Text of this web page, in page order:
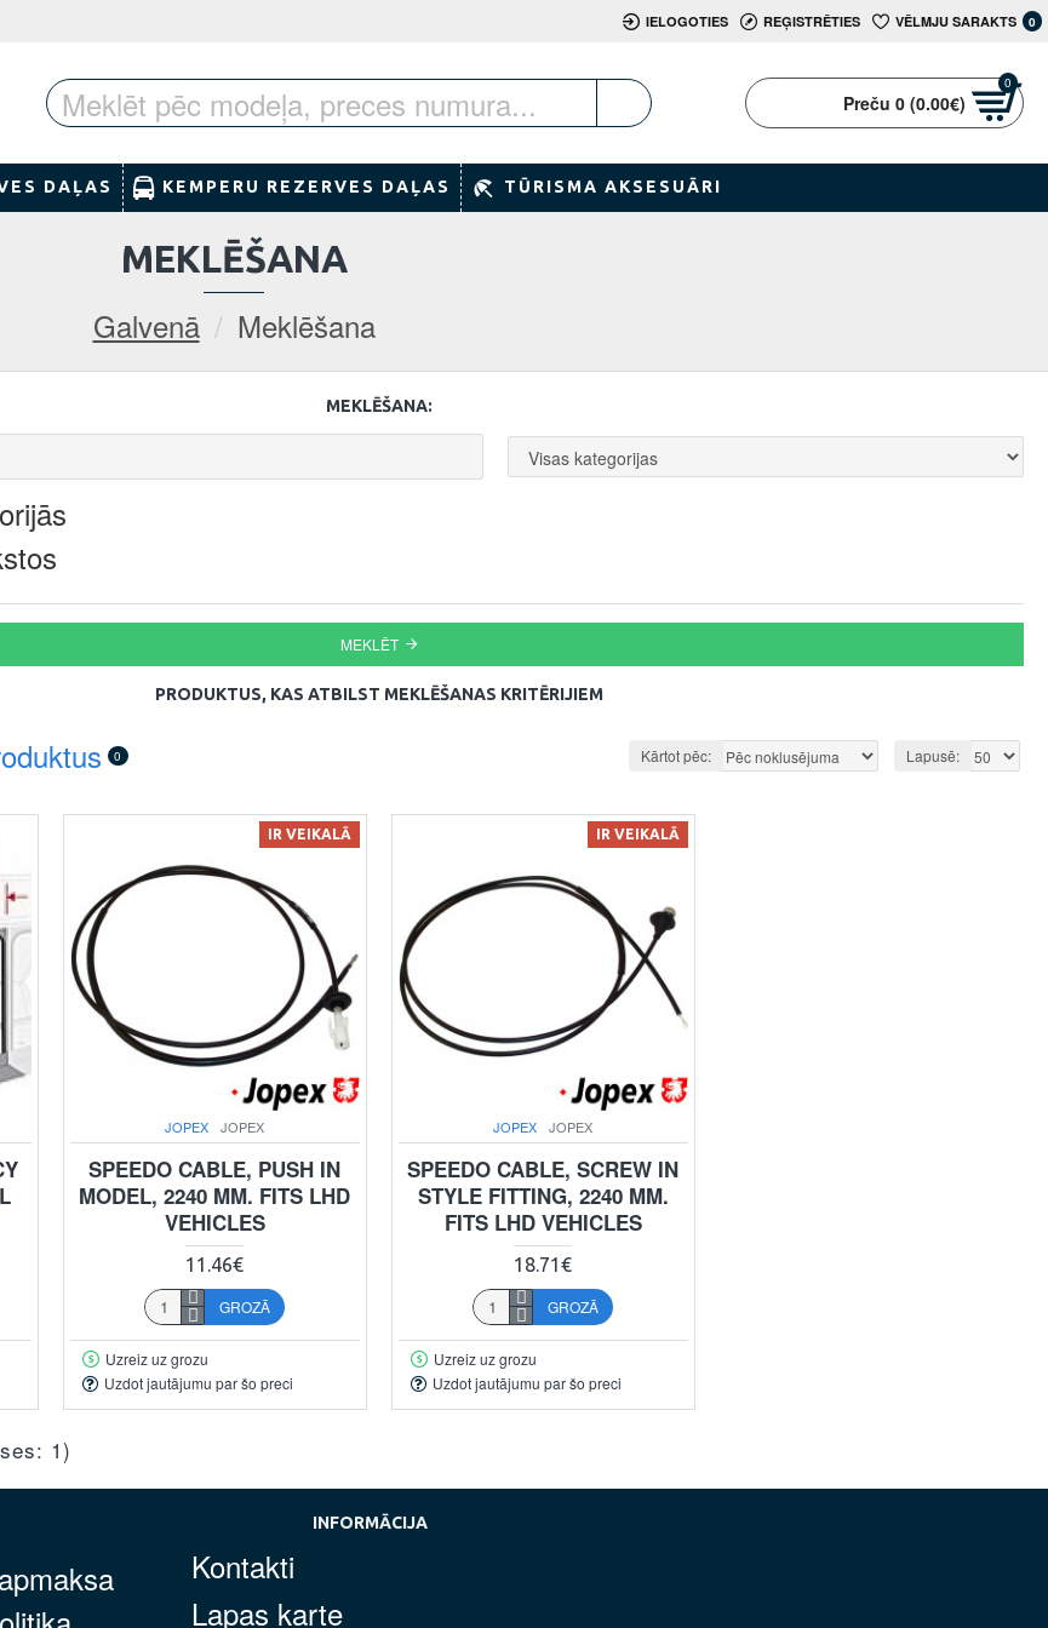
IELOGOTIES REĢISTRĒTIES VĒLMJU SARAKTS 0
Preču 0 (0.00€)
0
DAĻAS KEMPERU REZERVES DAĻAS TŪRISMA AKSESUĀRI
Galvenā Meklēšana
MEKLĒŠANA
MEKLĒŠANA:
MEKLĒT
PRODUKTUS, KAS ATBILST MEKLĒŠANAS KRITĒRIJIEM
0 Kārtot pēc: Lapusē:
IR VEIKALĀ
JOPEX JOPEX
SPEEDO CABLE, PUSH IN
MODEL, 2240 MM. FITS LHD
VEHICLES
11.46€
GROZĀ
Uzreiz uz grozu
Uzdot jautājumu par šo preci
IR VEIKALĀ
JOPEX JOPEX
SPEEDO CABLE, SCREW IN
STYLE FITTING, 2240 MM.
FITS LHD VEHICLES
18.71€
GROZĀ
Uzreiz uz grozu
Uzdot jautājumu par šo preci
1)
INFORMĀCIJA
Kontakti
Lapas karte